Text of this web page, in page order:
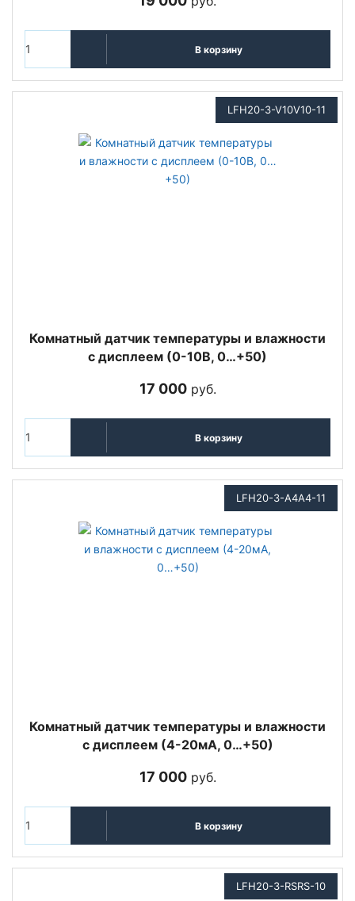
В корзину
LFH20-3-V10V10-11
Комнатный датчик температуры и влажности
с дисплеем (0-10В, 0…+50)
17 000руб.
В корзину
LFH20-3-A4A4-11
Комнатный датчик температуры и влажности
с дисплеем (4-20мА, 0…+50)
17 000руб.
В корзину
LFH20-3-RSRS-10